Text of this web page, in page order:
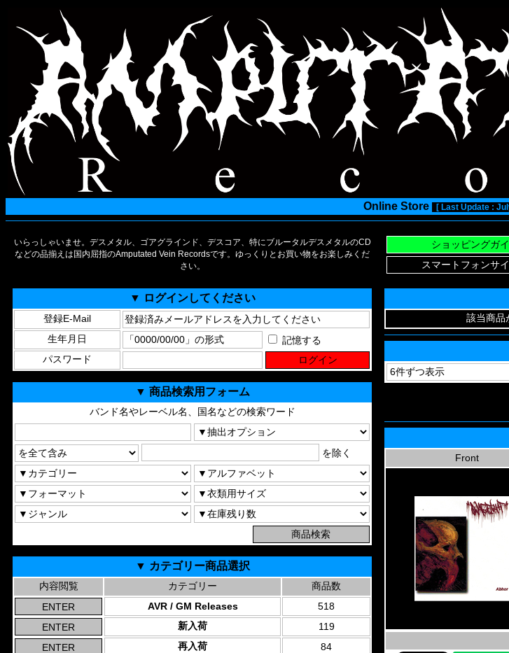
Online Store [ Last Update :
いらっしゃいませ。デスメタル、ゴアグラインド、デスコア、特にブルータルデスメタルのCD
などの品揃えは国内屈指のAmputated Vein Recordsです。ゆっくりとお買い物をお楽しみくだ
さい。
▼ ログインしてください
登録E-Mail
生年月日
記憶する
パスワード
▼ 商品検索用フォーム
バンド名やレーベル名、国名などの検索ワード
を除く
▼ カテゴリー商品選択
内容閲覧 カテゴリー
商品数
AVR / GM Releases
518
新入荷
119
再入荷
84
該当商品
Front